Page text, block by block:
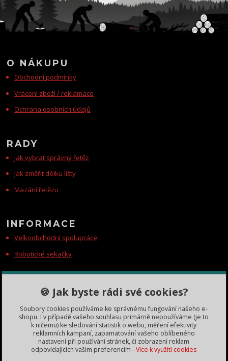
O NÁKUPU
Obchodní podmínky
Vrácení zboží / reklamace
Ochrana osobních údajů
RADY
Jak vybrat správný řetěz
Jak změřit délku lišty
Mazání řetězu
INFORMACE
Velkoobchodní spolupráce
Robotické sekačky
KONTAKTY
Zákaznická podpora
+420 735 060 350
(Po-Čt, 8-11, 13-15 hod.)
dobryden@baribalobchod.cz
🍪 Jak byste rádi své cookies?
Soubory cookies používáme ke správnému fungování našeho e-
shopu. I v případě vašeho souhlasu primárně nepoužíváme (je to
k ničemu) ke sledování statistik o webu, měření efektivity
reklamních kampaní, zapamatování vašeho oblíbeného
nastavení při používání stránek, či zobrazení reklam
odpovídajících vašim preferencím -Více k využití cookies